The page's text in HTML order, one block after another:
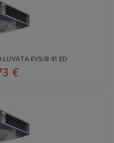
LUVATA EVS/B 41 ED
€